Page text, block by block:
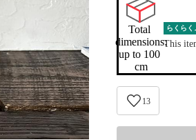
Total
dimensions:
up to 100
cm
らくらく
This
13